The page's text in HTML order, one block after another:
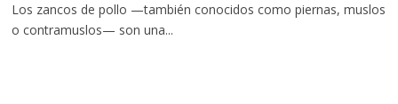
Los zancos de pollo —también conocidos como piernas, muslos
o contramuslos— son una...